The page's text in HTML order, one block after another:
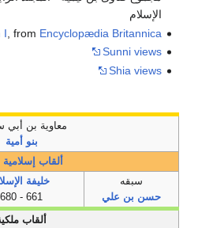
الإسلام
I , from Encyclopædia Britannica
Sunni views
Shia views
معاوية بن أبي
بنو أمية
ألقاب
سبقه
حسن بن علي
خليفة
661 - 680
ألقاب